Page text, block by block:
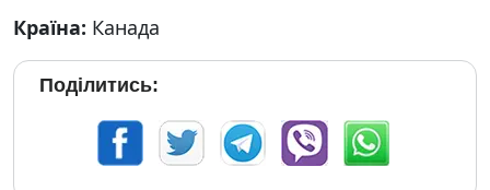
Країна: Канада
Поділитись: